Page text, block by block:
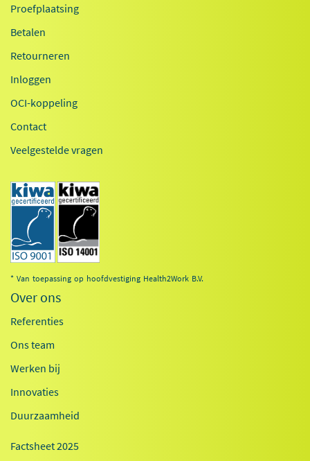
Proefplaatsing
Betalen
Retourneren
Inloggen
OCI-koppeling
Contact
Veelgestelde vragen
* Van toepassing op hoofdvestiging Health2Work B.V.
Over ons
Referenties
Ons team
Werken bij
Innovaties
Duurzaamheid
Factsheet 2025